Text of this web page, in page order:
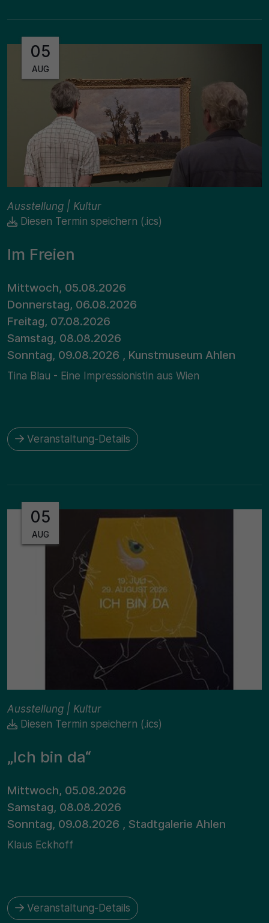
05
AUG
Ausstellung | Kultur
Diesen Termin speichern (.ics)
Im Freien
Mittwoch, 05.08.2026
Donnerstag, 06.08.2026
Freitag, 07.08.2026
Samstag, 08.08.2026
Sonntag, 09.08.2026 , Kunstmuseum Ahlen
Tina Blau - Eine Impressionistin aus Wien
Veranstaltung-Details
05
AUG
Ausstellung | Kultur
Diesen Termin speichern (.ics)
„Ich bin da“
Mittwoch, 05.08.2026
Samstag, 08.08.2026
Sonntag, 09.08.2026 , Stadtgalerie Ahlen
Klaus Eckhoff
Veranstaltung-Details